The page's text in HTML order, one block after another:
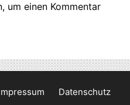
um einen Kommentar
Datenschutz